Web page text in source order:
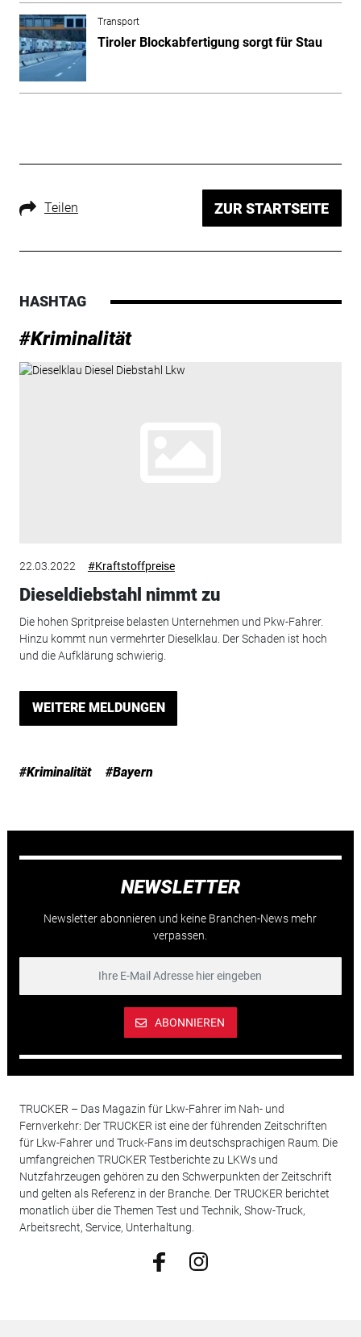
Transport
Tiroler Blockabfertigung sorgt für Stau
Teilen ZUR STARTSEITE
HASHTAG
#Kriminalität
22.03.2022 #Kraftstoffpreise
Dieseldiebstahl nimmt zu
Die hohen Spritpreise belasten Unternehmen und Pkw-Fahrer.
Hinzu kommt nun vermehrter Dieselklau. Der Schaden ist hoch
und die Aufklärung schwierig.
WEITERE MELDUNGEN
#Kriminalität #Bayern
NEWSLETTER
Newsletter abonnieren und keine Branchen-News mehr
verpassen.
ABONNIEREN
TRUCKER – Das Magazin für Lkw-Fahrer im Nah- und
Fernverkehr: Der TRUCKER ist eine der führenden Zeitschriften
für Lkw-Fahrer und Truck-Fans im deutschsprachigen Raum. Die
umfangreichen TRUCKER Testberichte zu LKWs und
Nutzfahrzeugen gehören zu den Schwerpunkten der Zeitschrift
und gelten als Referenz in der Branche. Der TRUCKER berichtet
monatlich über die Themen Test und Technik, Show-Truck,
Arbeitsrecht, Service, Unterhaltung.